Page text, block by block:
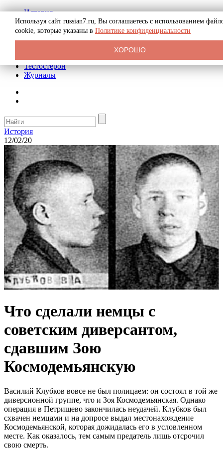
История
Биография
Криминал
Реклама на сайте
Тестостерон
Журналы
История
12/02/20
Что сделали немцы с
советским диверсантом,
сдавшим Зою
Космодемьянскую
Василий Клубков вовсе не был полицаем: он состоял в той же
диверсионной группе, что и Зоя Космодемьянская. Однако
операция в Петрищево закончилась неудачей. Клубков был
схвачен немцами и на допросе выдал местонахождение
Космодемьянской, которая дожидалась его в условленном
месте. Как оказалось, тем самым предатель лишь отсрочил
свою смерть.
Используя сайт russian7.ru, Вы соглашаетесь с использованием
cookie, которые указаны в Политике конфиденциальности
ХОРОШО